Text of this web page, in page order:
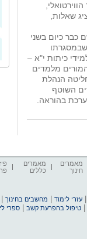
שאלות,
כבר כיום בשני
שבמסגרתו
כיתות י"א –
מלמדים
הנהלת
השוטף
בהוראה.
מאמרים
חינוך
מאמרים
כללים
עזרי לימוד מחשבים בחינוך
|טיפול בהפרעת קשב |ספרי